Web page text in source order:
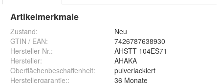
Artikelmerkmale
Zustand:
Neu
GTIN / EAN:
7426787638930
Hersteller Nr.:
AHSTT-104ES71
Hersteller:
AHAKA
Oberflächenbeschaffenheit:
pulverlackiert
Herstellergarantie::
36 Monate